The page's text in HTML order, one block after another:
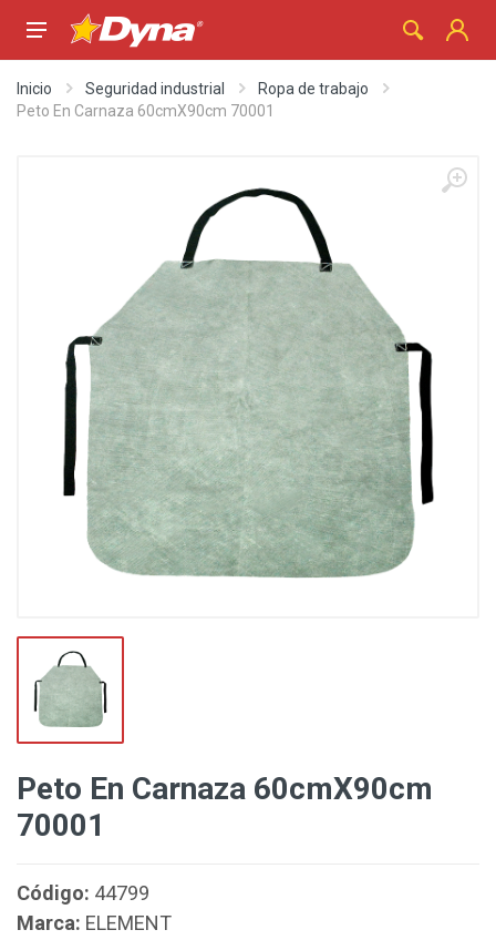
Inicio Seguridad industrial
Ropa de trabajo
Peto En Carnaza 60cmX90cm 70001
Peto En Carnaza 60cmX90cm
70001
Código: 44799
Marca: ELEMENT